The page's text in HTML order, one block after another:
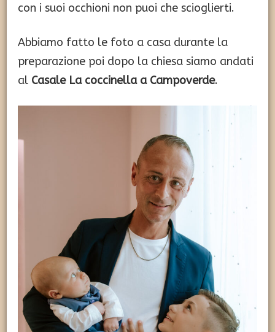
con i suoi occhioni non puoi che scioglierti.
Abbiamo fatto le foto a casa durante la
preparazione poi dopo la chiesa siamo andati
al Casale La coccinella a Campoverde.